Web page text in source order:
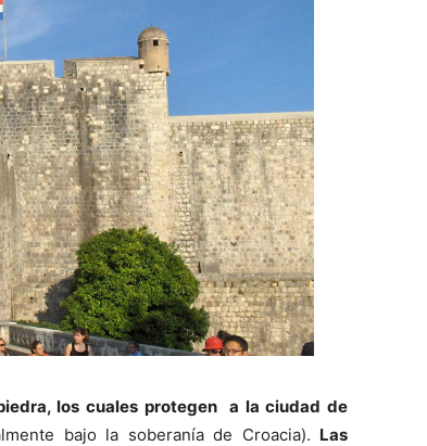
los cuales protegen a la ciudad de
bajo la soberanía de Croacia). Las